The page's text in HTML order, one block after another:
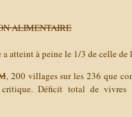
ALIMENTAIRE
a atteint à peine le 1/3 de celle de
, 200 villages sur les 236 que
Déficit total de vivres